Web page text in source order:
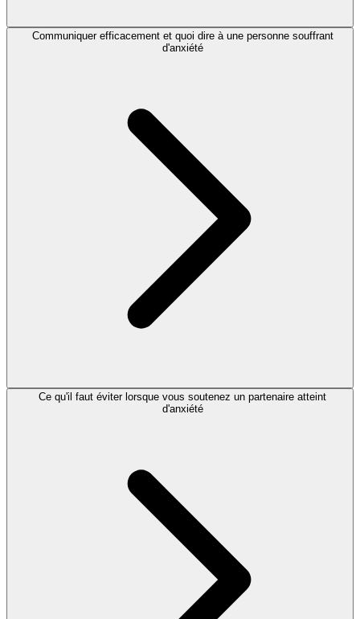
Communiquer efficacement et quoi dire à une personne souffrant
d'anxiété
Ce qu'il faut éviter lorsque vous soutenez un partenaire atteint
d'anxiété